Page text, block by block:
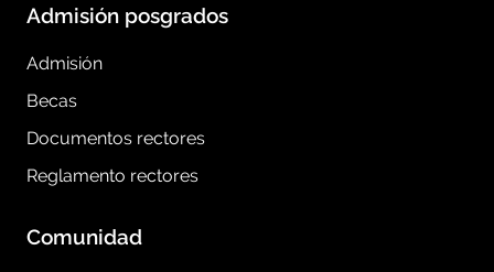
Admisión posgrados
Admisión
Becas
Documentos rectores
Reglamento rectores
Comunidad